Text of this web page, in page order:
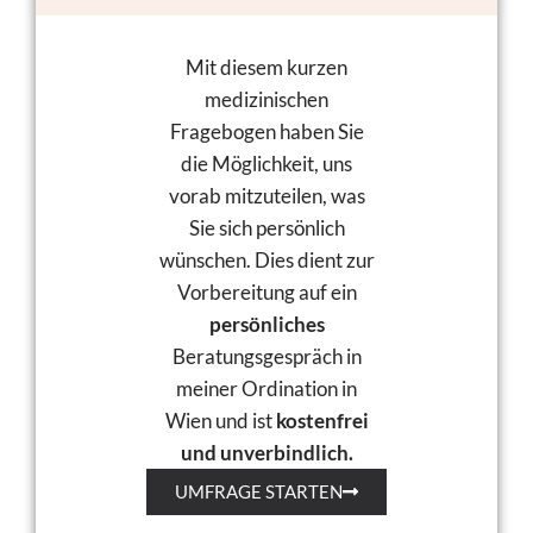
Mit diesem kurzen
medizinischen
Fragebogen haben Sie
die Möglichkeit, uns
vorab mitzuteilen, was
Sie sich persönlich
wünschen. Dies dient zur
Vorbereitung auf ein
persönliches
Beratungsgespräch in
meiner Ordination in
Wien und istkostenfrei
und unverbindlich.
UMFRAGE STARTEN